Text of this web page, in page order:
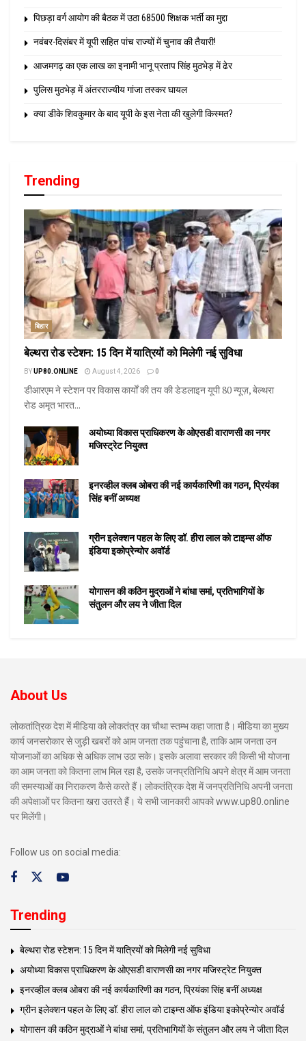
पिछड़ा वर्ग आयोग की बैठक में उठा 68500 शिक्षक भर्ती का मुद्दा
नवंबर-दिसंबर में यूपी सहित पांच राज्यों में चुनाव की तैयारी!
आजमगढ़ का एक लाख का इनामी भानू प्रताप सिंह मुठभेड़ में ढेर
पुलिस मुठभेड़ में अंतरराज्यीय गांजा तस्कर घायल
क्या डीके शिवकुमार के बाद यूपी के इस नेता की खुलेगी किस्मत?
Trending
बिहार
बेल्थरा रोड स्टेशन: 15 दिन में यात्रियों को मिलेगी नई सुविधा
BYUP80.ONLINE August 4, 2026 0
डीआरएम ने स्टेशन पर विकास कार्यों की तय की डेडलाइन यूपी 80 न्यूज़, बेल्थरा
रोड अमृत भारत...
अयोध्या विकास प्राधिकरण के ओएसडी वाराणसी का नगर
मजिस्ट्रेट नियुक्त
इनरव्हील क्लब ओबरा की नई कार्यकारिणी का गठन, प्रियंका
सिंह बनीं अध्यक्ष
ग्रीन इलेक्शन पहल के लिए डॉ. हीरा लाल को टाइम्स ऑफ
इंडिया इकोप्रेन्योर अवॉर्ड
योगासन की कठिन मुद्राओं ने बांधा समां, प्रतिभागियों के
संतुलन और लय ने जीता दिल
About Us
लोकतांत्रिक देश में मीडिया को लोकतंत्र का चौथा स्तम्भ कहा जाता है। मीडिया का मुख्य
कार्य जनसरोकार से जुड़ी खबरों को आम जनता तक पहुंचाना है, ताकि आम जनता उन
योजनाओं का अधिक से अधिक लाभ उठा सके। इसके अलावा सरकार की किसी भी योजना
का आम जनता को कितना लाभ मिल रहा है, उसके जनप्रतिनिधि अपने क्षेत्र में आम जनता
की समस्याओं का निराकरण कैसे करते हैं। लोकतंत्रिक देश में जनप्रतिनिधि अपनी जनता
की अपेक्षाओं पर कितना खरा उतरते हैं। ये सभी जानकारी आपको www.up80.online
पर मिलेंगी।
Follow us on social media:
Trending
बेल्थरा रोड स्टेशन: 15 दिन में यात्रियों को मिलेगी नई सुविधा
अयोध्या विकास प्राधिकरण के ओएसडी वाराणसी का नगर मजिस्ट्रेट नियुक्त
इनरव्हील क्लब ओबरा की नई कार्यकारिणी का गठन, प्रियंका सिंह बनीं अध्यक्ष
ग्रीन इलेक्शन पहल के लिए डॉ. हीरा लाल को टाइम्स ऑफ इंडिया इकोप्रेन्योर अवॉर्ड
योगासन की कठिन मुद्राओं ने बांधा समां, प्रतिभागियों के संतुलन और लय ने जीता दिल